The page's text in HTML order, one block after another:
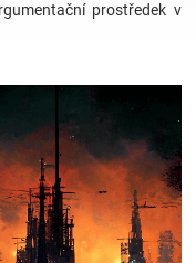
prostředek v